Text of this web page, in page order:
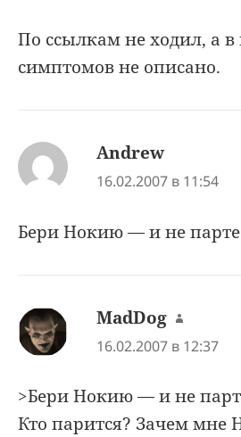
По ссылкам не ходил, а
симптомов не описано.
Andrew:
16.02.2007 в 11:54
Бери Нокию — и не
MadDog :
16.02.2007 в 12:37
>Бери Нокию — и не
Кто парится? Зачем мне